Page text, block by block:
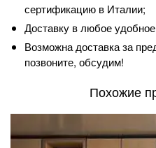
сертификацию в Италии;
Доставку в любое
Возможна доставка за
позвоните, обсудим!
Похожие